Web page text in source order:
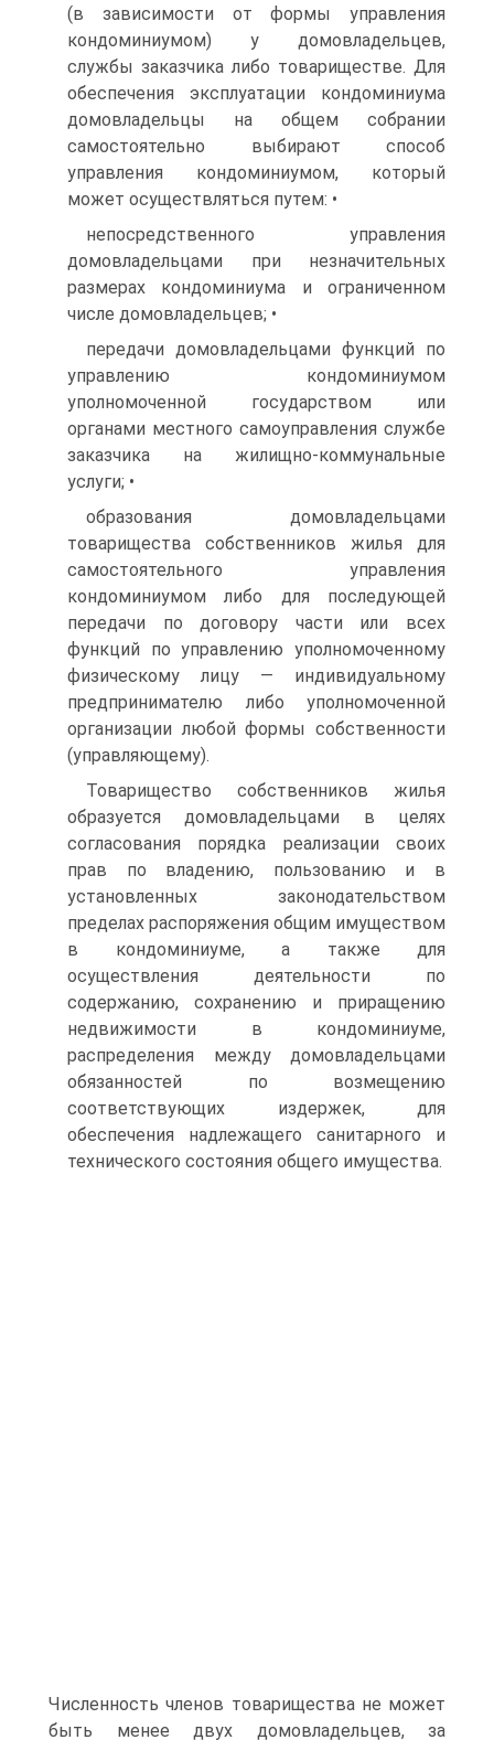
(в зависимости от формы управления
кондоминиумом) у домовладельцев,
службы заказчика либо товариществе. Для
обеспечения эксплуатации кондоминиума
домовладельцы на общем собрании
самостоятельно выбирают способ
управления кондоминиумом, который
может осуществляться путем: •
непосредственного управления
домовладельцами при незначительных
размерах кондоминиума и ограниченном
числе домовладельцев; •
передачи домовладельцами функций по
управлению кондоминиумом
уполномоченной государством или
органами местного самоуправления службе
заказчика на жилищно-коммунальные
услуги; •
образования домовладельцами
товарищества собственников жилья для
самостоятельного управления
кондоминиумом либо для последующей
передачи по договору части или всех
функций по управлению уполномоченному
физическому лицу — индивидуальному
предпринимателю либо уполномоченной
организации любой формы собственности
(управляющему).
Товарищество собственников жилья
образуется домовладельцами в целях
согласования порядка реализации своих
прав по владению, пользованию и в
установленных законодательством
пределах распоряжения общим имуществом
в кондоминиуме, а также для
осуществления деятельности по
содержанию, сохранению и приращению
недвижимости в кондоминиуме,
распределения между домовладельцами
обязанностей по возмещению
соответствующих издержек, для
обеспечения надлежащего санитарного и
технического состояния общего имущества.
Численность членов товарищества не может
быть менее двух домовладельцев, за